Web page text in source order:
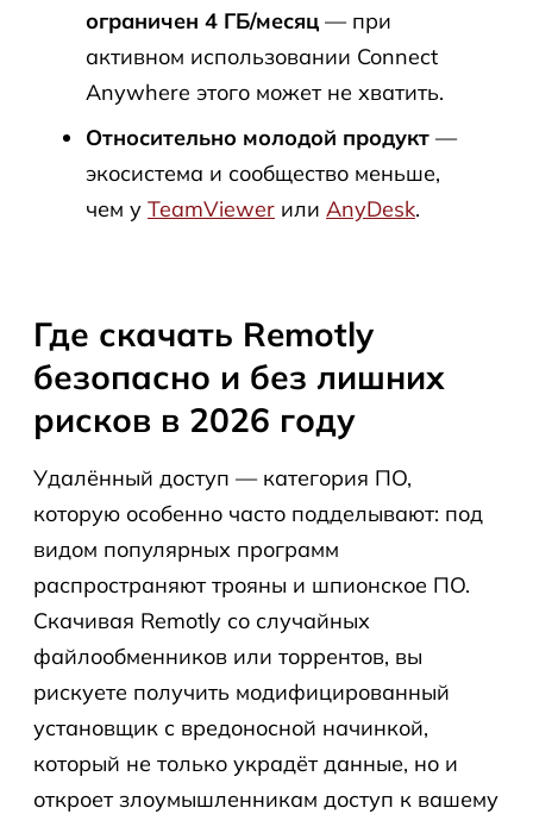
ограничен 4 ГБ/месяц — при
активном использовании Connect
Anywhere этого может не хватить.
Относительно молодой продукт —
экосистема и сообщество меньше,
чем у TeamViewer или AnyDesk.
Где скачать Remotly
безопасно и без лишних
рисков в 2026 году
Удалённый доступ — категория ПО,
которую особенно часто подделывают: под
видом популярных программ
распространяют трояны и шпионское ПО.
Скачивая Remotly со случайных
файлообменников или торрентов, вы
рискуете получить модифицированный
установщик с вредоносной начинкой,
который не только украдёт данные, но и
откроет злоумышленникам доступ к вашему